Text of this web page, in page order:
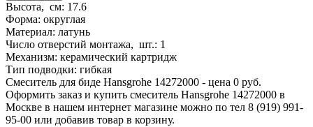
Высота, см: 17.6
Форма: округлая
Материал: латунь
Число отверстий монтажа, шт.: 1
Механизм: керамический картридж
Тип подводки: гибкая
Смеситель для биде Hansgrohe 14272000 - цена 0 руб.
Оформить заказ и купить смеситель Hansgrohe 14272000 в
Москве в нашем интернет магазине можно по тел 8 (919) 991-
95-00 или добавив товар в корзину.